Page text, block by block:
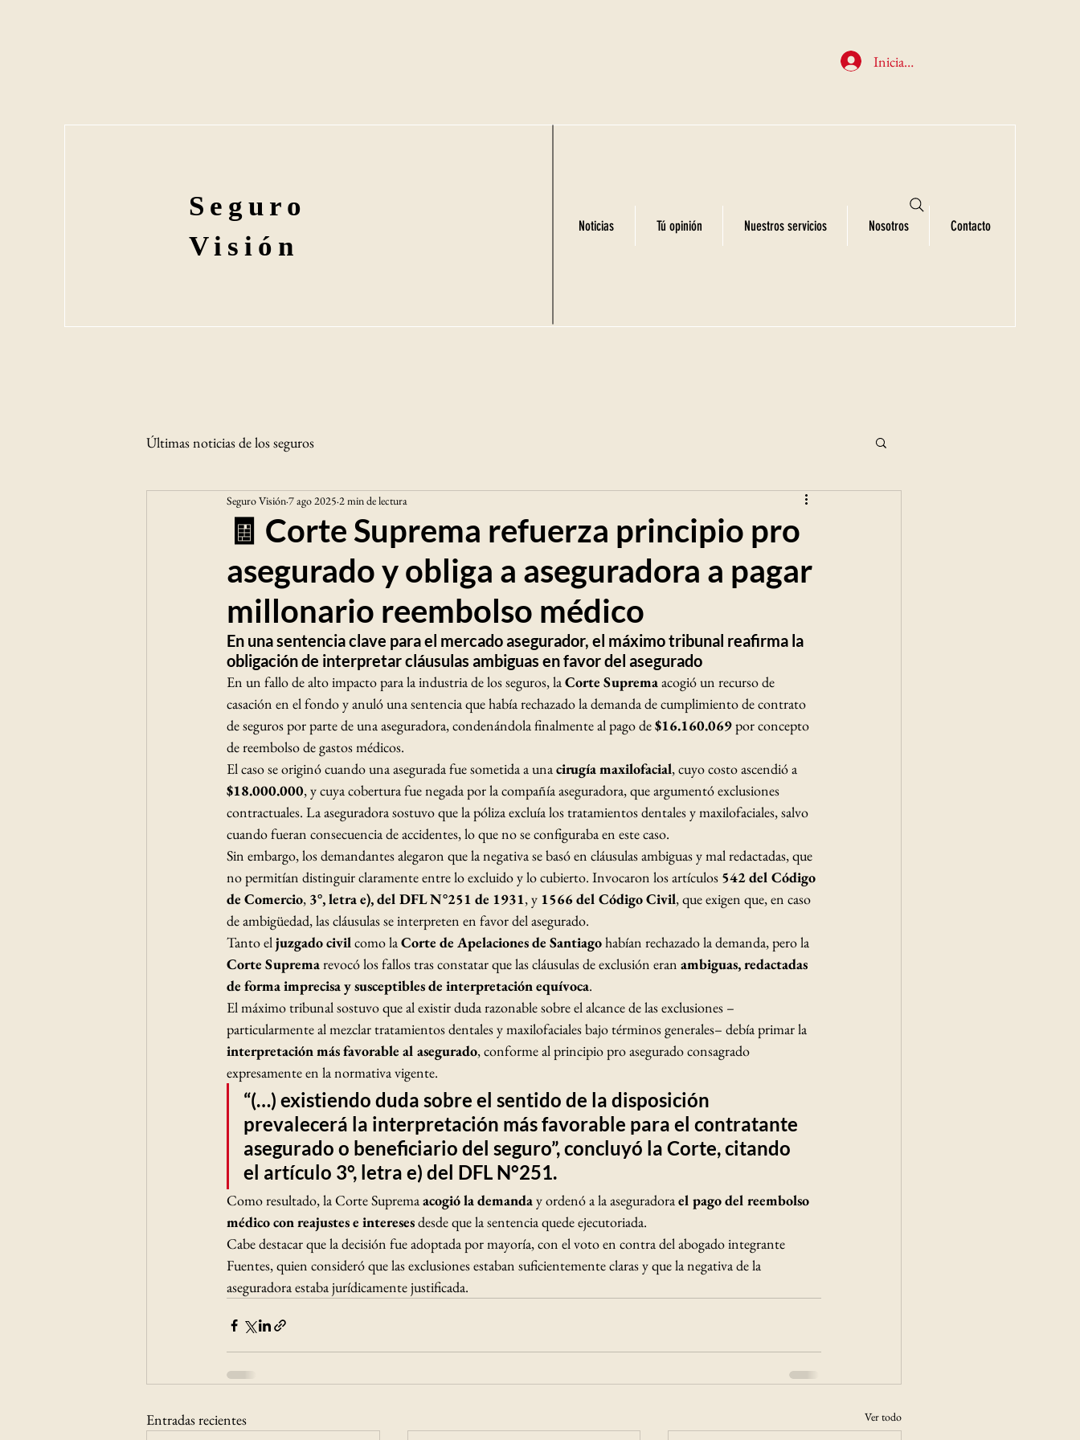
Iniciar sesión
Seguro
Visión
Noticias Tú opinión Nuestros servicios Nosotros Contacto
Últimas noticias de los seguros
🧾 Corte Suprema refuerza principio pro
asegurado y obliga a aseguradora a pagar
millonario reembolso médico
Seguro Visión7 ago 2025 2 min de lectura
En una sentencia clave para el mercado asegurador, el máximo tribunal reafirma la
obligación de interpretar cláusulas ambiguas en favor del asegurado
En un fallo de alto impacto para la industria de los seguros, la Corte Suprema acogió un recurso de
casación en el fondo y anuló una sentencia que había rechazado la demanda de cumplimiento de contrato
de seguros por parte de una aseguradora, condenándola finalmente al pago de $16.160.069 por concepto
de reembolso de gastos médicos.
El caso se originó cuando una asegurada fue sometida a una cirugía maxilofacial, cuyo costo ascendió a
$18.000.000, y cuya cobertura fue negada por la compañía aseguradora, que argumentó exclusiones
contractuales. La aseguradora sostuvo que la póliza excluía los tratamientos dentales y maxilofaciales, salvo
cuando fueran consecuencia de accidentes, lo que no se configuraba en este caso.
Sin embargo, los demandantes alegaron que la negativa se basó en cláusulas ambiguas y mal redactadas, que
no permitían distinguir claramente entre lo excluido y lo cubierto. Invocaron los artículos 542 del Código
de Comercio, 3°, letra e), del DFL N°251 de 1931, y 1566 del Código Civil, que exigen que, en caso
de ambigüedad, las cláusulas se interpreten en favor del asegurado.
Tanto el juzgado civil como la Corte de Apelaciones de Santiago habían rechazado la demanda, pero la
Corte Suprema revocó los fallos tras constatar que las cláusulas de exclusión eran ambiguas, redactadas
de forma imprecisa y susceptibles de interpretación equívoca.
El máximo tribunal sostuvo que al existir duda razonable sobre el alcance de las exclusiones –
particularmente al mezclar tratamientos dentales y maxilofaciales bajo términos generales– debía primar la
interpretación más favorable al asegurado, conforme al principio pro asegurado consagrado
expresamente en la normativa vigente.
“(…) existiendo duda sobre el sentido de la disposición
prevalecerá la interpretación más favorable para el contratante
asegurado o beneficiario del seguro”, concluyó la Corte, citando
el artículo 3°, letra e) del DFL N°251.
Como resultado, la Corte Suprema acogió la demanda y ordenó a la aseguradora el pago del reembolso
médico con reajustes e intereses desde que la sentencia quede ejecutoriada.
Cabe destacar que la decisión fue adoptada por mayoría, con el voto en contra del abogado integrante
Fuentes, quien consideró que las exclusiones estaban suficientemente claras y que la negativa de la
aseguradora estaba jurídicamente justificada.
Entradas recientes Ver todo